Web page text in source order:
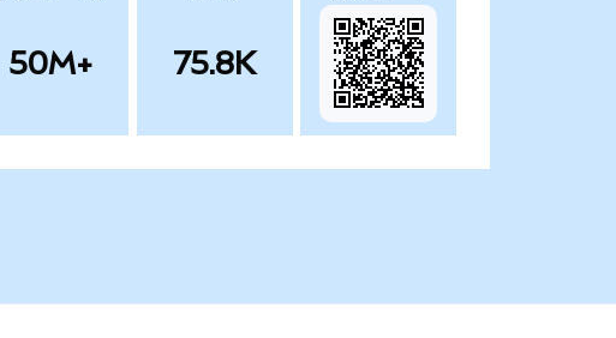
50M+ 75.8K